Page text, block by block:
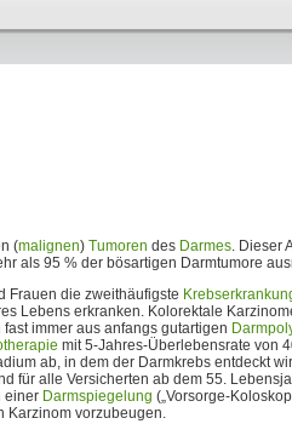
(malignen) Tumoren des Darmes. Dieser
als 95 % der bösartigen Darmtumore
Frauen die zweithäufigste
Lebens erkranken. Kolorektale
fast immer aus anfangs gutartigen
mit 5-Jahres-Überlebensrate von
ab, in dem der Darmkrebs entdeckt
für alle Versicherten ab dem 55.
einer Darmspiegelung („Vorsorge-
Karzinom vorzubeugen.